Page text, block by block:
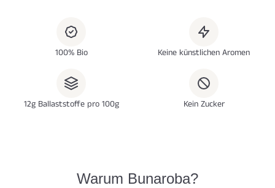
100% Bio Keine künstlichen Aromen
12g Ballaststoffe pro 100g Kein Zucker
Warum Bunaroba?